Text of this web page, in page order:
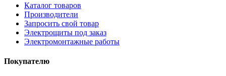
Каталог товаров
Производители
Запросить свой товар
Электрощиты под заказ
Электромонтажные работы
Покупателю